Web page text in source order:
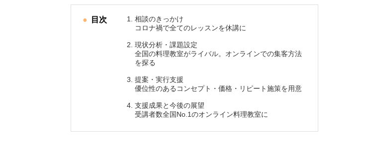
目次
相談のきっかけ
コロナ禍で全てのレッスンを休講に
現状分析・課題設定
全国の料理教室がライバル。オンラインでの集客方法
を探る
提案・実行支援
優位性のあるコンセプト・価格・リピート施策を用意
支援成果と今後の展望
受講者数全国No.1のオンライン料理教室に